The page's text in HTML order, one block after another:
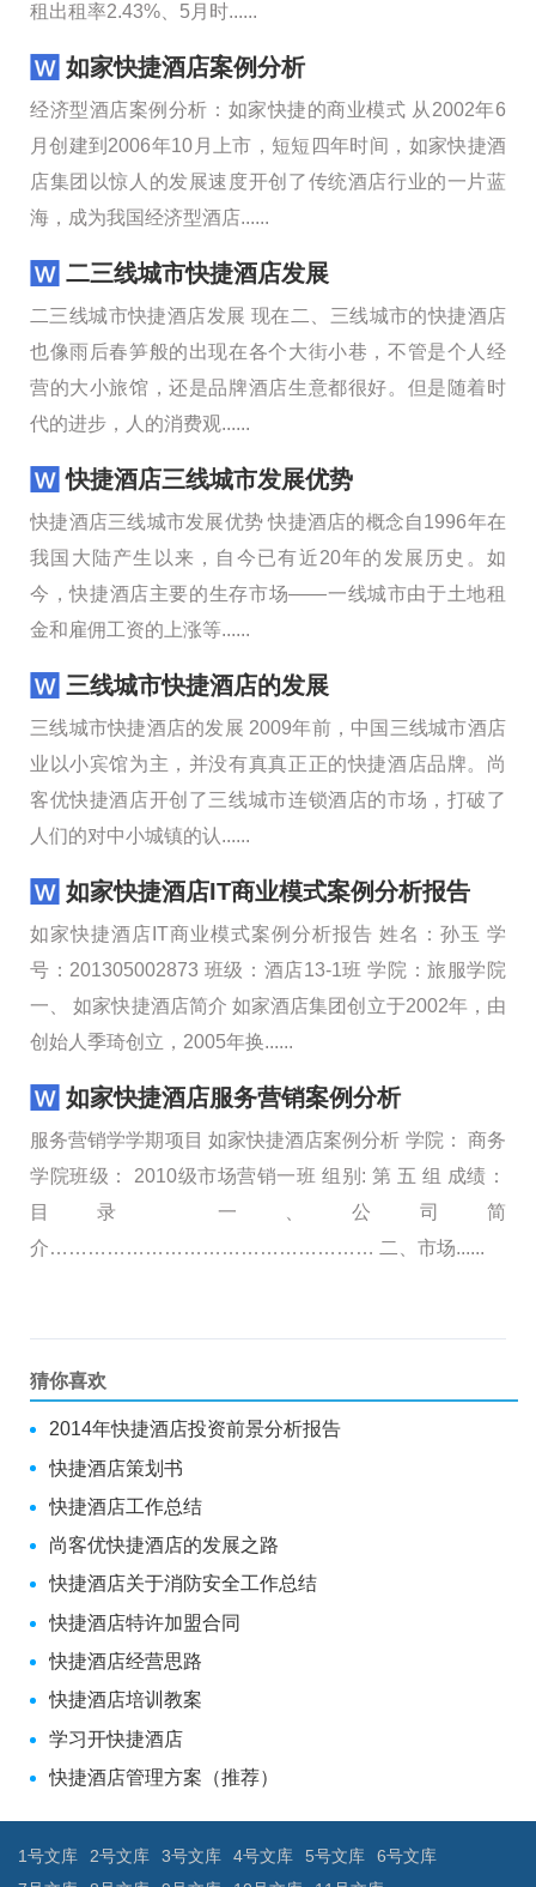
租出租率2.43%、5月时......
如家快捷酒店案例分析
经济型酒店案例分析：如家快捷的商业模式 从2002年6
月创建到2006年10月上市，短短四年时间，如家快捷酒
店集团以惊人的发展速度开创了传统酒店行业的一片蓝
海，成为我国经济型酒店......
二三线城市快捷酒店发展
二三线城市快捷酒店发展 现在二、三线城市的快捷酒店
也像雨后春笋般的出现在各个大街小巷，不管是个人经
营的大小旅馆，还是品牌酒店生意都很好。但是随着时
代的进步，人的消费观......
快捷酒店三线城市发展优势
快捷酒店三线城市发展优势 快捷酒店的概念自1996年在
我国大陆产生以来，自今已有近20年的发展历史。如
今，快捷酒店主要的生存市场——一线城市由于土地租
金和雇佣工资的上涨等......
三线城市快捷酒店的发展
三线城市快捷酒店的发展 2009年前，中国三线城市酒店
业以小宾馆为主，并没有真真正正的快捷酒店品牌。尚
客优快捷酒店开创了三线城市连锁酒店的市场，打破了
人们的对中小城镇的认......
如家快捷酒店IT商业模式案例分析报告
如家快捷酒店IT商业模式案例分析报告 姓名：孙玉 学
号：201305002873 班级：酒店13-1班 学院：旅服学院
一、 如家快捷酒店简介 如家酒店集团创立于2002年，由
创始人季琦创立，2005年换......
如家快捷酒店服务营销案例分析
服务营销学学期项目 如家快捷酒店案例分析 学院： 商务
学院班级： 2010级市场营销一班 组别: 第 五 组 成绩：
目录 一、公司简
介…………………………………………… 二、市场......
猜你喜欢
2014年快捷酒店投资前景分析报告
快捷酒店策划书
快捷酒店工作总结
尚客优快捷酒店的发展之路
快捷酒店关于消防安全工作总结
快捷酒店特许加盟合同
快捷酒店经营思路
快捷酒店培训教案
学习开快捷酒店
快捷酒店管理方案（推荐）
1号文库 2号文库 3号文库 4号文库 5号文库
6号文库